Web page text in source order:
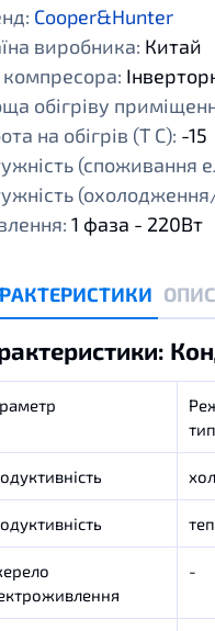
Cooper&Hunter
виробника: Китай
компресора:
обігріву
на обігрів (Т С): -15
(споживання
(охолодження/
1 фаза - 220Вт
ОПИС
тип
-